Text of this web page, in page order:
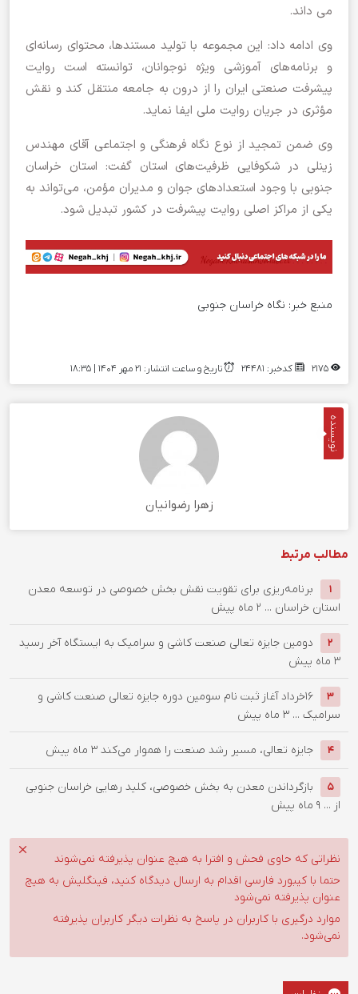
می داند.
وی ادامه داد: این مجموعه با تولید مستندها، محتوای رسانه‌ای
و برنامه‌های آموزشی ویژه نوجوانان، توانسته است روایت
پیشرفت صنعتی ایران را از درون به جامعه منتقل کند و نقش
مؤثری در جریان روایت ملی ایفا نماید.
وی ضمن تمجید از نوع نگاه فرهنگی و اجتماعی آقای مهندس
زینلی در شکوفایی ظرفیت‌های استان گفت: استان خراسان
جنوبی با وجود استعدادهای جوان و مدیران مؤمن، می‌تواند به
یکی از مراکز اصلی روایت پیشرفت در کشور تبدیل شود.
منبع خبر: نگاه خراسان جنوبی
کدخبر: 24481 تاریخ و ساعت انتشار: ۲۱ مهر ۱۴۰۴ | 18:35
نویسنده
زهرا رضوانیان
مطالب مرتبط
1
برنامه‌ریزی برای تقویت نقش بخش خصوصی در توسعه معدن
استان خراسان ... 2 ماه پیش
2
دومین جایزه تعالی صنعت کاشی و سرامیک به ایستگاه آخر رسید
3 ماه پیش
3
۱۶خرداد آغاز ثبت نام سومین دوره جایزه تعالی صنعت کاشی و
سرامیک ... 3 ماه پیش
4 جایزه تعالی، مسیر رشد صنعت را هموار می‌کند 3 ماه پیش
5
بازگرداندن معدن به بخش خصوصی، کلید رهایی خراسان جنوبی
از ... 9 ماه پیش
نظراتی که حاوی فحش و افترا به هیچ عنوان پذیرفته نمی‌شوند
حتما با کیبورد فارسی اقدام به ارسال دیدگاه کنید، فینگلیش به هیچ
عنوان پذیرفته نمی‌شود
موارد درگیری با کاربران در پاسخ به نظرات دیگر کاربران پذیرفته
نمی‌شود.